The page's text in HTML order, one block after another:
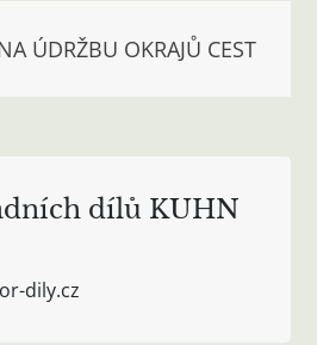
ÚDRŽBU OKRAJŮ CEST
dílů KUHN
dily.cz